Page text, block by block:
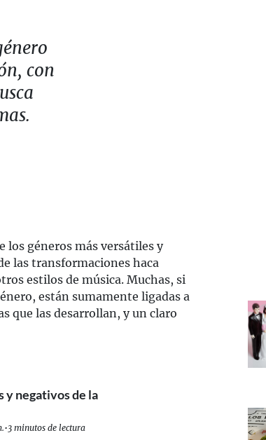
con
los géneros más versátiles y
las transformaciones haca
estilos de música. Muchas, si
están sumamente ligadas a
que las desarrollan, y un claro
y negativos de la
•3 minutos de lectura